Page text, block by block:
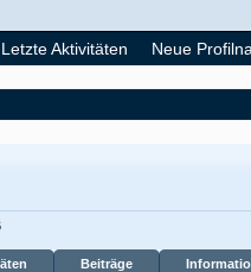
Beiträge
Letzte Aktivitäten Neue